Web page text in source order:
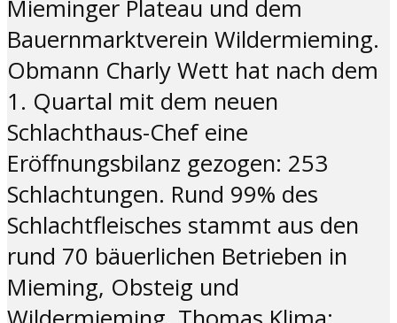
Mieminger Plateau und dem
Bauernmarktverein Wildermieming.
Obmann Charly Wett hat nach dem
1. Quartal mit dem neuen
Schlachthaus-Chef eine
Eröffnungsbilanz gezogen: 253
Schlachtungen. Rund 99% des
Schlachtfleisches stammt aus den
rund 70 bäuerlichen Betrieben in
Mieming, Obsteig und